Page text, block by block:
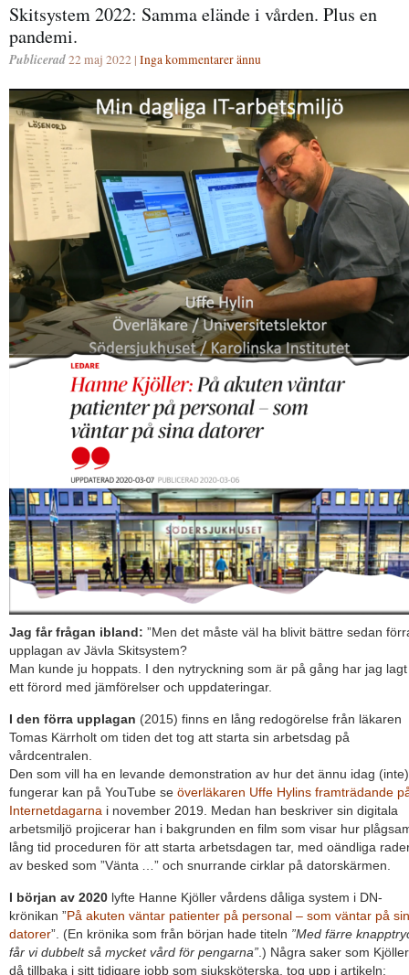
Skitsystem 2022: Samma elände i vården. Plus en
pandemi.
Publicerad22 maj 2022 | Inga kommentarer ännu
Jag får frågan ibland: ”Men det måste väl ha blivit bättre sedan
upplagan av Jävla Skitsystem?
Man kunde ju hoppats. I den nytryckning som är på gång har jag lagt
ett förord med jämförelser och uppdateringar.
I den förra upplagan (2015) finns en lång redogörelse från läkaren
Tomas Kärrholt om tiden det tog att starta sin arbetsdag på
vårdcentralen.
Den som vill ha en levande demonstration av hur det ännu idag (inte)
fungerar kan på YouTube se överläkaren Uffe Hylins framträdande
Internetdagarna i november 2019. Medan han beskriver sin digitala
arbetsmiljö projicerar han i bakgrunden en film som visar hur
lång tid proceduren för att starta arbetsdagen tar, med oändliga
av besked som ”Vänta …” och snurrande cirklar på datorskärmen.
I början av 2020 lyfte Hanne Kjöller vårdens dåliga system i DN-
krönikan ”På akuten väntar patienter på personal – som väntar på
datorer”. (En krönika som från början hade titeln ”Med färre
får vi dubbelt så mycket vård för pengarna” .) Några saker som
då tillbaka i sitt tidigare jobb som sjuksköterska, tog upp i artikeln: